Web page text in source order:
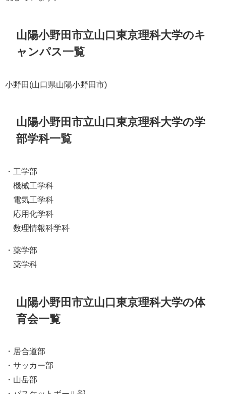
山陽小野田市立山口東京理科大学のキ
ャンパス一覧
小野田(山口県山陽小野田市)
山陽小野田市立山口東京理科大学の学
部学科一覧
・工学部
機械工学科
電気工学科
応用化学科
数理情報科学科
・薬学部
薬学科
山陽小野田市立山口東京理科大学の体
育会一覧
・居合道部
・サッカー部
・山岳部